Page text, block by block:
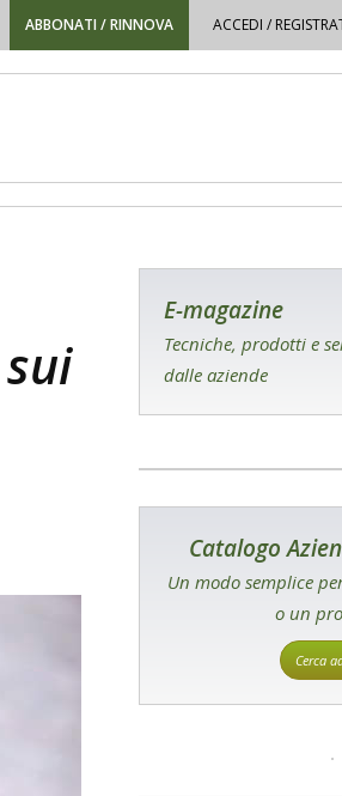
ABBONATI / RINNOVA ACCEDI /
E-magazine
Tecniche, prodotti e
dalle aziende
Catalogo
Un modo semplice
o un
Cerca